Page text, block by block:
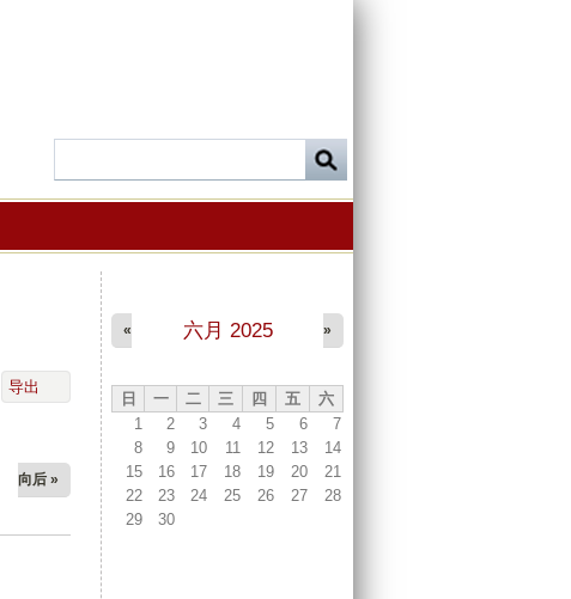
向后 »
导出
六月 2025
« »
日 一 二 三 四 五
六
1
2 3 4 5 6
7
8
9 10 11 12 13
14
15
16 17 18 19 20
21
22
23 24 25 26 27
28
29
30